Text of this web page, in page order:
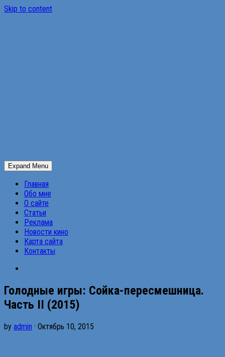
Skip to content
Expand Menu
Главная
Обо мне
О сайте
Статьи
Реклама
Новости кино
Карта сайта
Контакты
Голодные игры: Сойка-пересмешница.
Часть II (2015)
by admin · Октябрь 10, 2015